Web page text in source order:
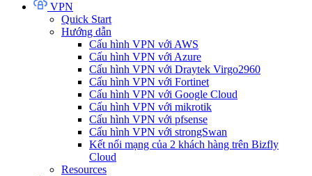
VPN
Quick Start
Hướng dẫn
Cấu hình VPN với AWS
Cấu hình VPN với Azure
Cấu hình VPN với Draytek Virgo2960
Cấu hình VPN với Fortinet
Cấu hình VPN với Google Cloud
Cấu hình VPN với mikrotik
Cấu hình VPN với pfsense
Cấu hình VPN với strongSwan
Kết nối mạng của 2 khách hàng trên Bizfly
Cloud
Resources